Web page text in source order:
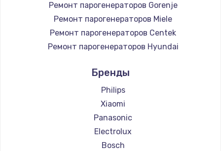
Ремонт парогенераторов Gorenje
Ремонт парогенераторов Miele
Ремонт парогенераторов Centek
Ремонт парогенераторов Hyundai
Ремонт парогенераторов DELTA
Ремонт парогенераторов Silter
Ремонт парогенераторов Chayka
Ремонт парогенераторов Beko
Ремонт парогенераторов Vivitek
Ремонт парогенераторов RED solution
Бренды
Philips
Xiaomi
Panasonic
Electrolux
Bosch